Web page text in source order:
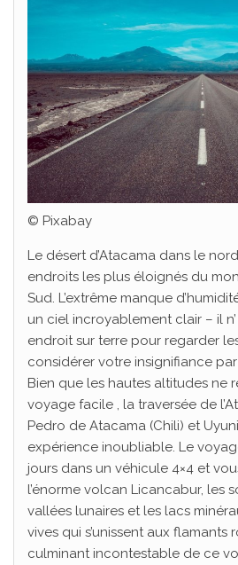
© Pixabay
Le désert d’Atacama dans le
endroits les plus éloignés du
Sud. L’extrême manque
un ciel incroyablement clair – il
endroit sur terre pour regarder
considérer votre insignifiance par
Bien que les hautes altitudes ne
voyage facile , la traversée de
Pedro de Atacama (Chili) et
expérience inoubliable. Le
jours dans un véhicule 4×4 et
l’énorme volcan Licancabur, les
vallées lunaires et les lacs
vives qui s’unissent aux flamants
culminant incontestable de ce